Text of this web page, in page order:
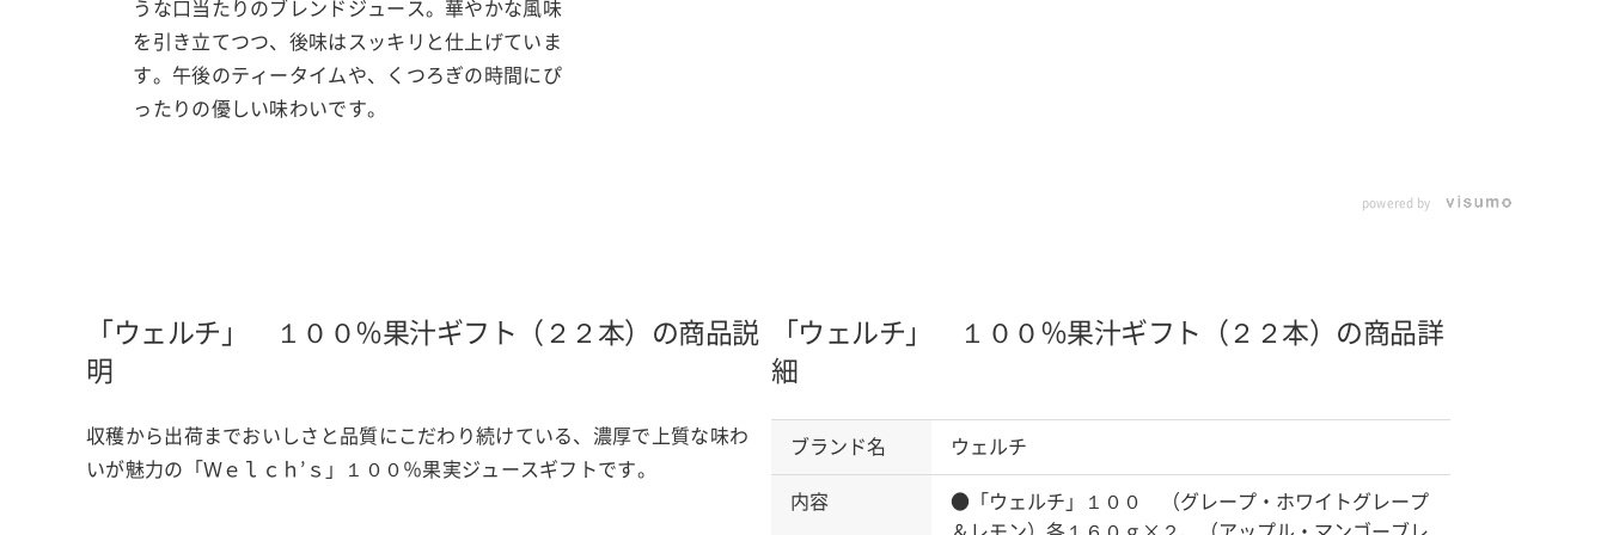
うな口当たりのブレンドジュース。華やかな風味
を引き立てつつ、後味はスッキリと仕上げていま
す。午後のティータイムや、くつろぎの時間にぴ
ったりの優しい味わいです。
powered by
「ウェルチ」 １００％果汁ギフト（２２本）の商品説
明
収穫から出荷までおいしさと品質にこだわり続けている、濃厚で上質な味わ
いが魅力の「Ｗｅｌｃｈ’ｓ」１００％果実ジュースギフトです。
「ウェルチ」 １００％果汁ギフト（２２本）の商品詳
細
ブランド名 ウェルチ
内容
●「ウェルチ」１００ （グレープ・ホワイトグレープ